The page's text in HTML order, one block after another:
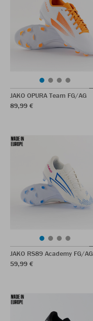
JAKO OPURA Team FG/AG
89,99 €
JAKO RS89 Academy FG/AG
59,99 €